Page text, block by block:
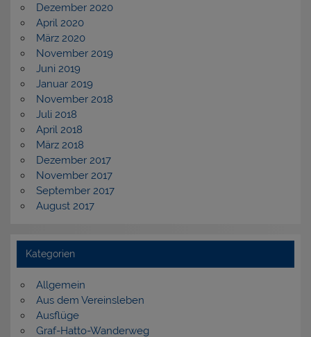
Dezember 2020
April 2020
März 2020
November 2019
Juni 2019
Januar 2019
November 2018
Juli 2018
April 2018
März 2018
Dezember 2017
November 2017
September 2017
August 2017
Kategorien
Allgemein
Aus dem Vereinsleben
Ausflüge
Graf-Hatto-Wanderweg